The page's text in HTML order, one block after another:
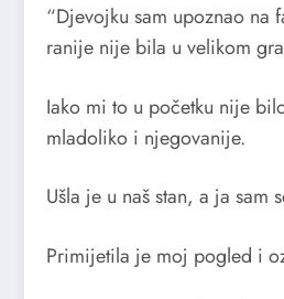
“Djevojku sam upoznao na
ranije nije bila u velikom
Iako mi to u početku nije
mladoliko i njegovanije.
Ušla je u naš stan, a ja
Primijetila je moj pogled i